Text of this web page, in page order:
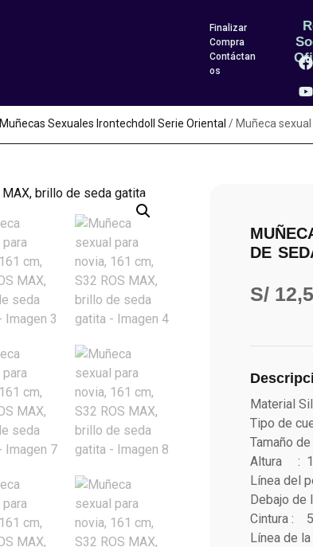
Finalizar
Compra
Contáctan
os
Muñecas Sexuales Irontechdoll Serie Oriental / Muñeca sexual
DE
S/
Material
Tipo de
Tamaño
Altura :
Línea del
Debajo de
Cintura :
Línea de